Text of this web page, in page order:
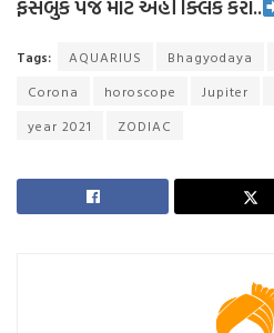
ફેસબુક પેજ માટે અહીં ક્લિક કરો..
Tags: AQUARIUS Bhagyodaya
Corona
horoscope Jupiter
year 2021
ZODIAC